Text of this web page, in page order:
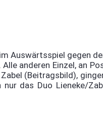
Auswärtsspiel gegen
anderen Einzel, an
(Beitragsbild),
das Duo Lieneke/